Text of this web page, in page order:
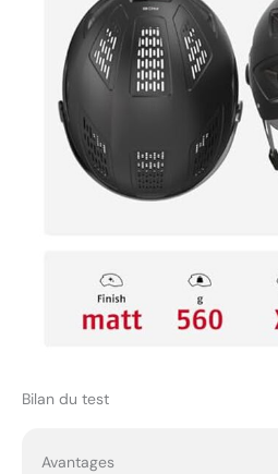
Bilan du test
Avantages